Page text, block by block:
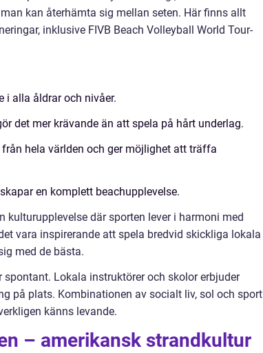
kan återhämta sig mellan seten. Här finns allt
inklusive FIVB Beach Volleyball World Tour-
i alla åldrar och nivåer.
det mer krävande än att spela på hårt underlag.
hela världen och ger möjlighet att träffa
en komplett beachupplevelse.
kulturupplevelse där sporten lever i harmoni med
vara inspirerande att spela bredvid skickliga lokala
med de bästa.
Lokala instruktörer och skolor erbjuder
på plats. Kombinationen av socialt liv, sol och sport
känns levande.
– amerikansk strandkultur